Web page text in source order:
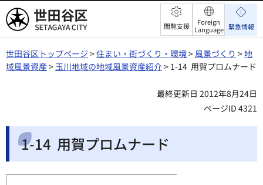
世田谷区 閲覧支援
Foreign
Language 緊急情報
世田谷区トップページ >住まい・街づくり・環境> 風景づくり >地
域風景資産>玉川地域の地域風景資産紹介> 1-14 用賀プロムナード
最終更新日 2012年8月24日
ページID 4321
1-14 用賀プロムナード